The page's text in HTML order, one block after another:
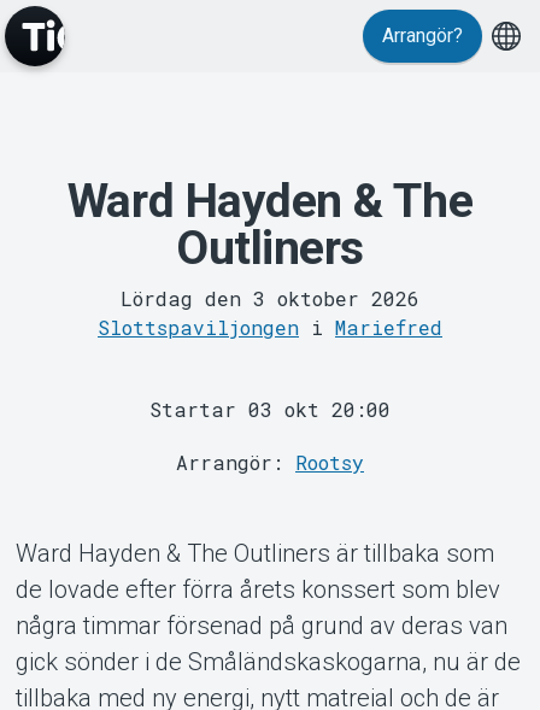
MyTickster
Om Tickster
Arrangör?
Ward Hayden & The
Outliners
Lördag den 3 oktober 2026
Slottspaviljongen i Mariefred
Startar 03 okt 20:00
Arrangör: Rootsy
Ward Hayden & The Outliners är tillbaka som
de lovade efter förra årets konssert som blev
några timmar försenad på grund av deras van
gick sönder i de Småländskaskogarna, nu är de
tillbaka med ny energi, nytt matreial och de är